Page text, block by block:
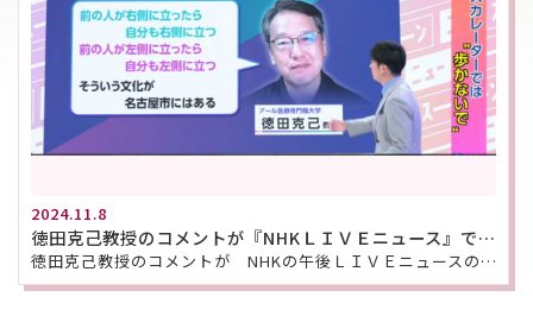
2024.11.8
徳田克己教授のコメントが『NHKＬＩＶＥニュース』で紹介されました。
徳田克己教授のコメントが NHKの午後ＬＩＶＥニュースの特集「エスカレーター では歩かない」定着の秘 […]